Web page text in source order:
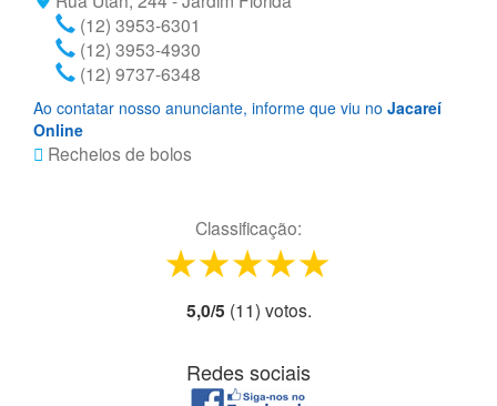
(12) 3953-6301
(12) 3953-4930
(12) 9737-6348
Ao contatar nosso anunciante, informe que viu no Jacareí
Online
Recheios de bolos
Classificação:
4 stars
3 stars
2 stars
1 star
5,0/5 (11) votos.
Redes sociais